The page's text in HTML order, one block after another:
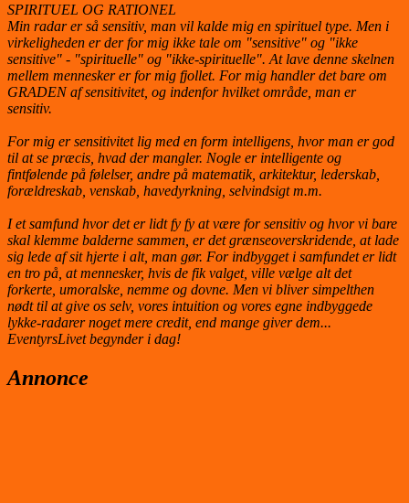
SPIRITUEL OG RATIONEL
Min radar er så sensitiv, man vil kalde mig en spirituel type. Men i
virkeligheden er der for mig ikke tale om "sensitive" og "ikke
sensitive" - "spirituelle" og "ikke-spirituelle". At lave denne skelnen
mellem mennesker er for mig fjollet. For mig handler det bare om
GRADEN af sensitivitet, og indenfor hvilket område, man er
sensitiv.
For mig er sensitivitet lig med en form intelligens, hvor man er god
til at se præcis, hvad der mangler. Nogle er intelligente og
fintfølende på følelser, andre på matematik, arkitektur, lederskab,
forældreskab, venskab, havedyrkning, selvindsigt m.m.
I et samfund hvor det er lidt fy fy at være for sensitiv og hvor vi bare
skal klemme balderne sammen, er det grænseoverskridende, at lade
sig lede af sit hjerte i alt, man gør. For indbygget i samfundet er lidt
en tro på, at mennesker, hvis de fik valget, ville vælge alt det
forkerte, umoralske, nemme og dovne. Men vi bliver simpelthen
nødt til at give os selv, vores intuition og vores egne indbyggede
lykke-radarer noget mere credit, end mange giver dem...
EventyrsLivet begynder i dag!
Annonce